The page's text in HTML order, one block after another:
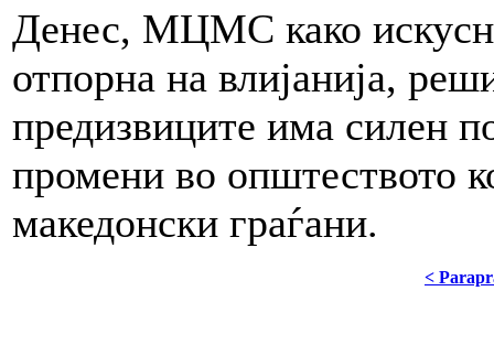
Денес, МЦМС како
отпорна на влијанија,
предизвиците има силен
промени во општеството
македонски граѓани.
<